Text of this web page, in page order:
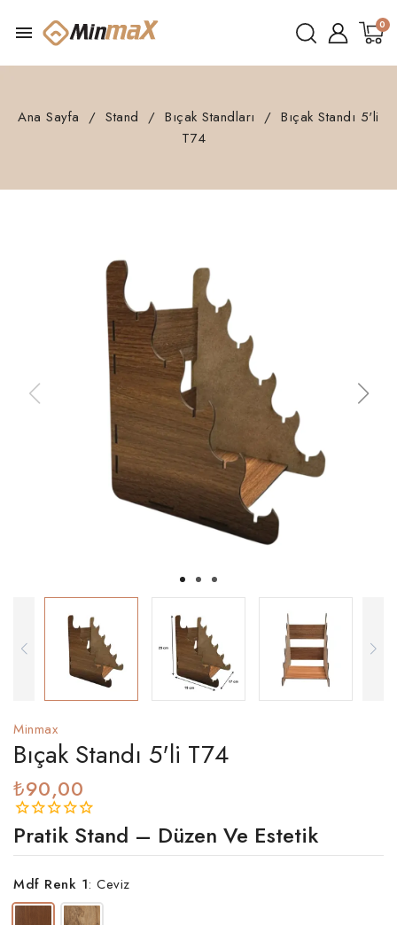
menu
Ana Sayfa Stand Bıçak Standları
Bıçak Standı 5'li
T74
Minmax
Bıçak Standı 5'li T74
₺90,00
Pratik Stand – Düzen Ve Estetik
Mdf Renk 1: Ceviz